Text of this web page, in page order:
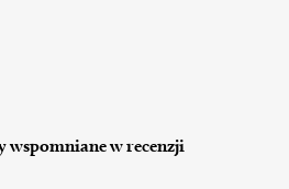
wspomniane w recenzji